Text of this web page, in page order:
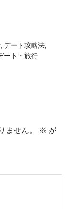
,デート攻略法
ート・旅行
ません。 ※ が